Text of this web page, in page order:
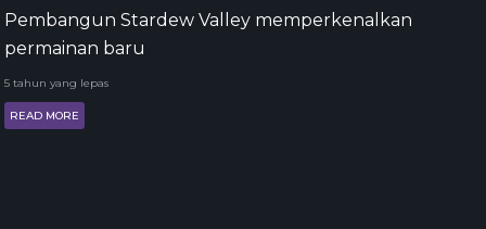
Pembangun Stardew Valley memperkenalkan
permainan baru
5 tahun yang lepas
READ MORE